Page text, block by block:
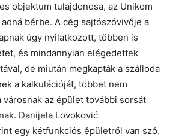
objektum tulajdonosa, az Unikom
bérbe. A cég sajtószóvivője a
úgy nyilatkozott, többen is
és mindannyian elégedettek
de miután megkapták a szálloda
a kalkulációját, többet nem
az épület további sorsát
Danijela Lovoković
egy kétfunkciós épületről van szó.